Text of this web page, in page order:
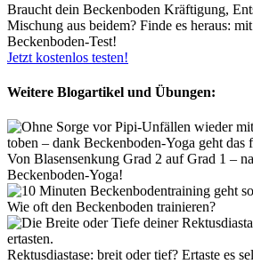
Braucht dein Beckenboden Kräftigung,
Mischung aus beidem? Finde es heraus:
Beckenboden-Test!
Jetzt kostenlos testen!
Weitere Blogartikel und Übungen:
Von Blasensenkung Grad 2 auf Grad 1 –
Beckenboden-Yoga!
Wie oft den Beckenboden trainieren?
Rektusdiastase: breit oder tief? Ertaste es